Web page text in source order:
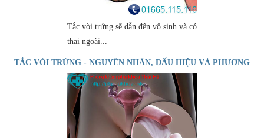
Tắc vòi trứng sẽ dẫn đến vô sinh và có
thai ngoài...
TẮC VÒI TRỨNG - NGUYÊN NHÂN, DẤU HIỆU VÀ PHƯƠNG
PHÁP CHỮA TRỊ